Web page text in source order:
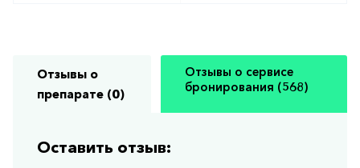
Отзывы о
препарате (0)
Отзывы о сервисе
бронирования (568)
Оставить отзыв: